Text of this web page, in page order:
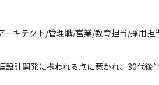
キテクト/管理職/営業/教育担当/採用担
計開発に携われる点に惹かれ、30代後